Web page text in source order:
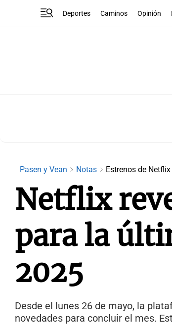
Deportes Caminos Opinión
Pasen y Vean Notas Estrenos de Netflix
Netflix
para la
2025
Desde el lunes 26 de mayo, la
novedades para concluir el mes.